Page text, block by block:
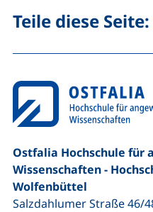
Teile diese Seite:
Ostfalia Hochschule für
Wissenschaften -
Wolfenbüttel
Salzdahlumer Straße 46/